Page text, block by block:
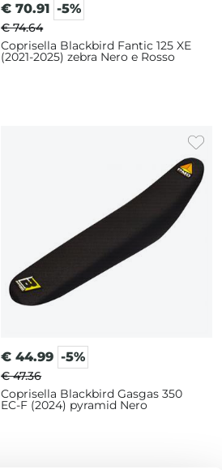
€ 70.91 -5%
€ 74.64
Coprisella Blackbird Fantic 125 XE
(2021-2025) zebra Nero e Rosso
€ 44.99 -5%
€ 47.36
Coprisella Blackbird Gasgas 350
EC-F (2024) pyramid Nero